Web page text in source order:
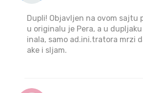
Dupli! Objavljen na ovom sajtu
u originalu je Pera, a u
inala, samo ad.ini.tratora mrzi
ake i sljam.